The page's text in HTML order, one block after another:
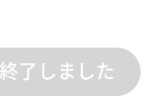
了しました